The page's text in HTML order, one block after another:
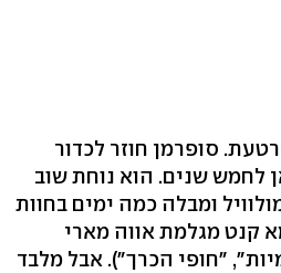
סופרמן חוזר לכדור
לחמש שנים. הוא נוחת שוב
ומבלה כמה ימים בחוות
קנט מגלמת אווה מארי
"חופי הכרך"). אבל מלבד